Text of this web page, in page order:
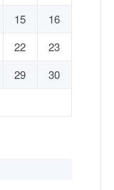
15
16
22
23
29
30